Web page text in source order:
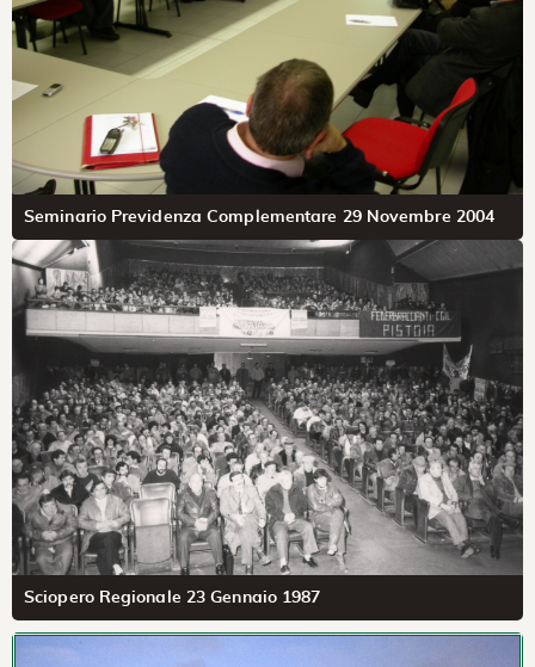
Seminario Previdenza Complementare 29 Novembre 2004
Sciopero Regionale 23 Gennaio 1987